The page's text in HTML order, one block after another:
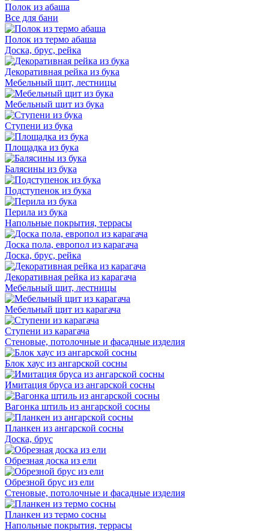
Полок из абаша
Все для бани
Полок из термо абаша
Доска, брус, рейка
Декоративная рейка из бука
Мебельный щит, лестницы
Мебельный щит из бука
Ступени из бука
Площадка из бука
Балясины из бука
Подступенок из бука
Перила из бука
Напольные покрытия, террасы
Доска пола, европол из карагача
Доска, брус, рейка
Декоративная рейка из карагача
Мебельный щит, лестницы
Мебельный щит из карагача
Ступени из карагача
Стеновые, потолочные и фасадные изделия
Блок хаус из ангарской сосны
Имитация бруса из ангарской сосны
Вагонка штиль из ангарской сосны
Планкен из ангарской сосны
Доска, брус
Обрезная доска из ели
Обрезной брус из ели
Стеновые, потолочные и фасадные изделия
Планкен из термо сосны
Напольные покрытия, террасы